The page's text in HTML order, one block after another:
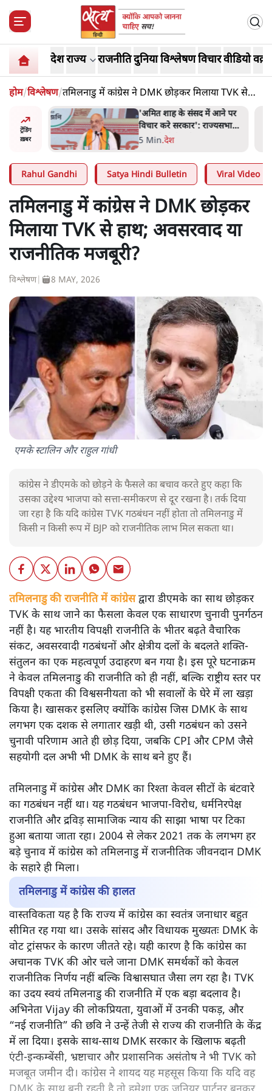
देशराज्य राजनीतिदुनियाविश्लेषणविचारवीडियो
होम/विश्लेषण/तमिलनाडु में कांग्रेस ने DMK छोड़कर मिलाया TVK से
हाथ; अवसरवाद या राजनीतिक मजबूरी?
ट्रेंडिंग
ख़बर
का
हैं'
'अमित शाह के संसद में आने पर
विचार करे सरकार': राज्यसभा
सभापति ने केंद्र से कहा
5 Min.देश
Rahul Gandhi Satya Hindi Bulletin Viral Video
तमिलनाडु में कांग्रेस ने DMK छोड़कर
मिलाया TVK से हाथ; अवसरवाद या
राजनीतिक मजबूरी?
विश्लेषण| 8 MAY, 2026
एमके स्टालिन और राहुल गांधी
कांग्रेस ने डीएमके को छोड़ने के फैसले का बचाव करते हुए कहा कि
उसका उद्देश्य भाजपा को सत्ता-समीकरण से दूर रखना है। तर्क दिया
जा रहा है कि यदि कांग्रेस TVK गठबंधन नहीं होता तो तमिलनाडु में
किसी न किसी रूप में BJP को राजनीतिक लाभ मिल सकता था।
तमिलनाडु की राजनीति में कांग्रेसद्वारा डीएमके का साथ छोड़कर
TVK के साथ जाने का फैसला केवल एक साधारण चुनावी पुनर्गठन
नहीं है। यह भारतीय विपक्षी राजनीति के भीतर बढ़ते वैचारिक
संकट, अवसरवादी गठबंधनों और क्षेत्रीय दलों के बदलते शक्ति-
संतुलन का एक महत्वपूर्ण उदाहरण बन गया है। इस पूरे घटनाक्रम
ने केवल तमिलनाडु की राजनीति को ही नहीं, बल्कि राष्ट्रीय स्तर पर
विपक्षी एकता की विश्वसनीयता को भी सवालों के घेरे में ला खड़ा
किया है। खासकर इसलिए क्योंकि कांग्रेस जिस DMK के साथ
लगभग एक दशक से लगातार खड़ी थी, उसी गठबंधन को उसने
चुनावी परिणाम आते ही छोड़ दिया, जबकि CPI और CPM जैसे
सहयोगी दल अभी भी DMK के साथ बने हुए हैं।
तमिलनाडु में कांग्रेस और DMK का रिश्ता केवल सीटों के बंटवारे
का गठबंधन नहीं था। यह गठबंधन भाजपा-विरोध, धर्मनिरपेक्ष
राजनीति और द्रविड़ सामाजिक न्याय की साझा भाषा पर टिका
हुआ बताया जाता रहा। 2004 से लेकर 2021 तक के लगभग हर
बड़े चुनाव में कांग्रेस को तमिलनाडु में राजनीतिक जीवनदान DMK
के सहारे ही मिला।
तमिलनाडु में कांग्रेस की हालत
वास्तविकता यह है कि राज्य में कांग्रेस का स्वतंत्र जनाधार बहुत
सीमित रह गया था। उसके सांसद और विधायक मुख्यतः DMK के
वोट ट्रांसफर के कारण जीतते रहे। यही कारण है कि कांग्रेस का
अचानक TVK की ओर चले जाना DMK समर्थकों को केवल
राजनीतिक निर्णय नहीं बल्कि विश्वासघात जैसा लग रहा है। TVK
का उदय स्वयं तमिलनाडु की राजनीति में एक बड़ा बदलाव है।
अभिनेता Vijay की लोकप्रियता, युवाओं में उनकी पकड़, और
“नई राजनीति” की छवि ने उन्हें तेजी से राज्य की राजनीति के केंद्र
में ला दिया। इसके साथ-साथ DMK सरकार के खिलाफ बढ़ती
एंटी-इन्कम्बेंसी, भ्रष्टाचार और प्रशासनिक असंतोष ने भी TVK को
मजबूत जमीन दी। कांग्रेस ने शायद यह महसूस किया कि यदि वह